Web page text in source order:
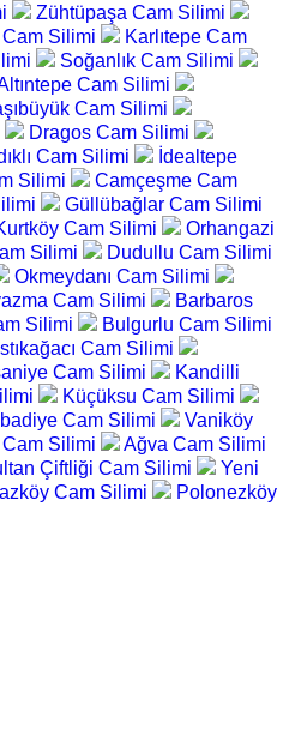
Zühtüpaşa Cam Silimi
Silimi
Karlıtepe Cam
Soğanlık Cam Silimi
Cam Silimi
Cam Silimi
Dragos Cam Silimi
Cam Silimi
İdealtepe
Silimi
Camçeşme Cam
Güllübağlar Cam Silimi
Cam Silimi
Orhangazi
Silimi
Dudullu Cam Silimi
Okmeydanı Cam Silimi
Cam Silimi
Barbaros
Silimi
Bulgurlu Cam Silimi
Cam Silimi
Cam Silimi
Kandilli
Küçüksu Cam Silimi
Cam Silimi
Vaniköy
Silimi
Ağva Cam Silimi
Çiftliği Cam Silimi
Yeni
Cam Silimi
Polonezköy